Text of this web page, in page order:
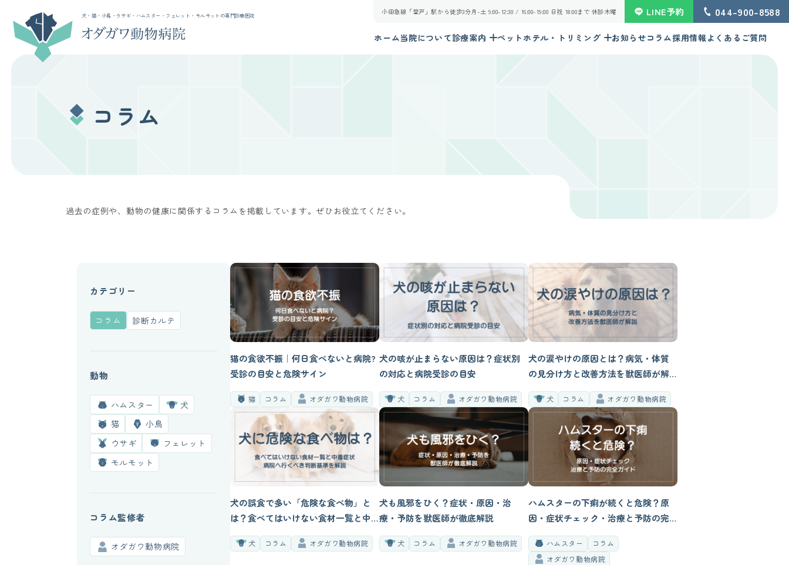
犬・猫・小鳥・ウサギ・ハムスター・フェレット・モルモットの専門診療医院 小田急線「登戸」駅から徒歩3分月-土 9:00-12:30 / 16:00-19:00 日祝 18:00まで 休診木曜 LINE予約 044-900-8588
ホーム当院について診療案内 ペットホテル・トリミング お知らせコラム採用情報よくあるご質問
コラム
過去の症例や、動物の健康に関係するコラムを掲載しています。ぜひお役立てください。
猫の食欲不振｜何日食べないと病院?
受診の目安と危険サイン
猫 コラム オダガワ動物病院
犬の咳が止まらない原因は？症状別
の対応と病院受診の目安
犬 コラム オダガワ動物病院
犬の涙やけの原因とは？病気・体質
の見分け方と改善方法を獣医師が解
説
犬 コラム オダガワ動物病院
犬の誤食で多い「危険な食べ物」と
は？食べてはいけない食材一覧と中
毒症状・病院へ行くべき判断基準を
獣医師が解説
犬 コラム オダガワ動物病院
犬も風邪をひく？症状・原因・治
療・予防を獣医師が徹底解説
犬 コラム オダガワ動物病院
ハムスターの下痢が続くと危険？原
因・症状チェック・治療と予防の完
全ガイド
ハムスター
コラム
オダガワ動物病院
カテゴリー
コラム 診断カルテ
動物
ハムスター
犬
猫
小鳥
ウサギ
フェレット
モルモット
コラム監修者
オダガワ動物病院